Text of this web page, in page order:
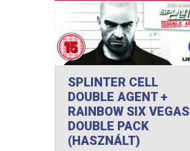
SPLINTER CELL
DOUBLE AGENT +
RAINBOW SIX VEGAS
DOUBLE PACK
(HASZNÁLT)